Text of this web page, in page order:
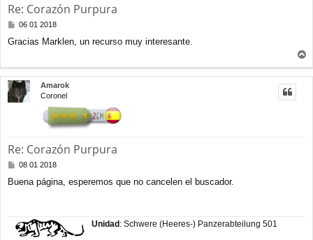
Re: Corazón Purpura
M
n
a
j
e
06 01 2018
Gracias Marklen, un recurso muy interesante.
r
r
Amarok
Coronel
Re: Corazón Purpura
M
n
e
08 01 2018
Buena página, esperemos que no cancelen el buscador.
Unidad : Schwere (Heeres-) Panzerabteilung 501